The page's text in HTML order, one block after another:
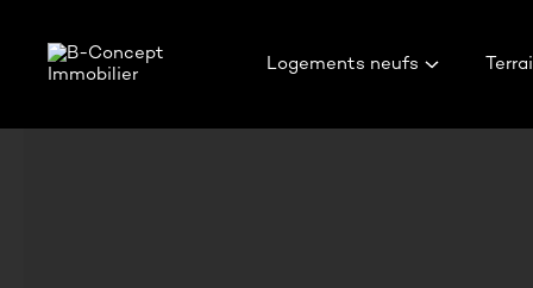
Logements neufs
Logements neufs